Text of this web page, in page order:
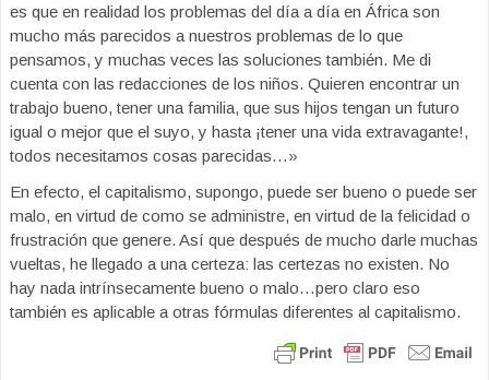
es que en realidad los problemas del día a día en África son
mucho más parecidos a nuestros problemas de lo que
pensamos, y muchas veces las soluciones también. Me di
cuenta con las redacciones de los niños. Quieren encontrar un
trabajo bueno, tener una familia, que sus hijos tengan un futuro
igual o mejor que el suyo, y hasta ¡tener una vida extravagante!,
todos necesitamos cosas parecidas…»
En efecto, el capitalismo, supongo, puede ser bueno o puede ser
malo, en virtud de como se administre, en virtud de la felicidad o
frustración que genere. Así que después de mucho darle muchas
vueltas, he llegado a una certeza: las certezas no existen. No
hay nada intrínsecamente bueno o malo…pero claro eso
también es aplicable a otras fórmulas diferentes al capitalismo.